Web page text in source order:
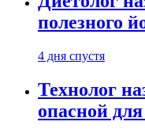
полезного
4 дня спустя
Технолог
опасной